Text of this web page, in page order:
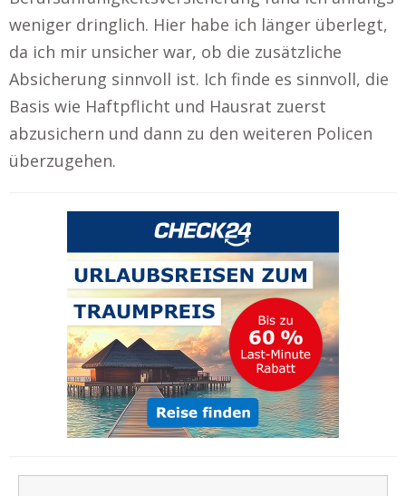
weniger dringlich. Hier habe ich länger überlegt,
da ich mir unsicher war, ob die zusätzliche
Absicherung sinnvoll ist. Ich finde es sinnvoll, die
Basis wie Haftpflicht und Hausrat zuerst
abzusichern und dann zu den weiteren Policen
überzugehen.